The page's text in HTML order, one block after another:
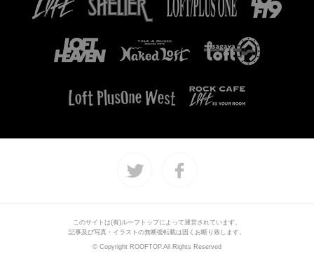
このサイトは(有)ルーフトップによって運営されています。
記事及び写真・イラストの無断復転載は固くお断り致します。
© Copyright ROOFTOP.All Rights Reserved